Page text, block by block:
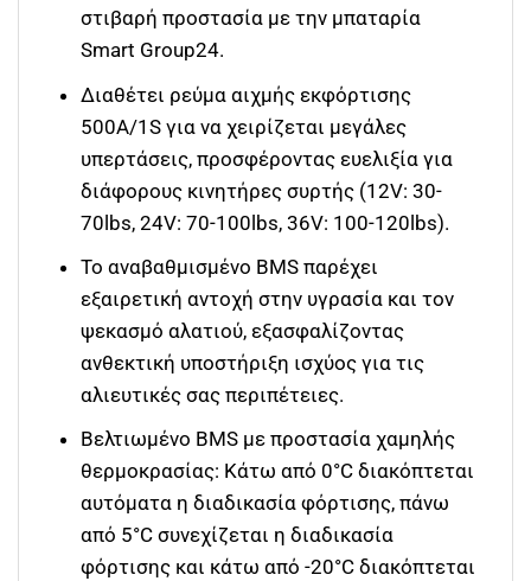
στιβαρή προστασία με την μπαταρία
Smart Group24.
Διαθέτει ρεύμα αιχμής εκφόρτισης
500A/1S για να χειρίζεται μεγάλες
υπερτάσεις, προσφέροντας ευελιξία για
διάφορους κινητήρες συρτής (12V: 30-
70lbs, 24V: 70-100lbs, 36V: 100-120lbs).
Το αναβαθμισμένο BMS παρέχει
εξαιρετική αντοχή στην υγρασία και τον
ψεκασμό αλατιού, εξασφαλίζοντας
ανθεκτική υποστήριξη ισχύος για τις
αλιευτικές σας περιπέτειες.
Βελτιωμένο BMS με προστασία χαμηλής
θερμοκρασίας: Κάτω από 0°C διακόπτεται
αυτόματα η διαδικασία φόρτισης, πάνω
από 5°C συνεχίζεται η διαδικασία
φόρτισης και κάτω από -20°C διακόπτεται